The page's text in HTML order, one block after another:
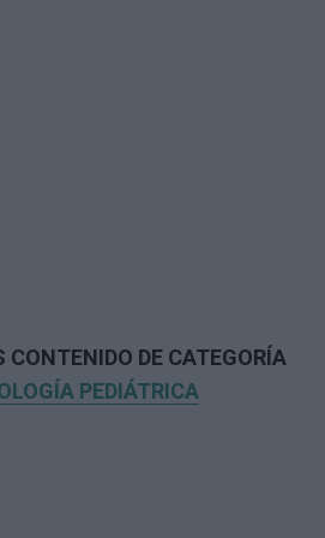
CONTENIDO DE CATEGORÍA
PEDIÁTRICA